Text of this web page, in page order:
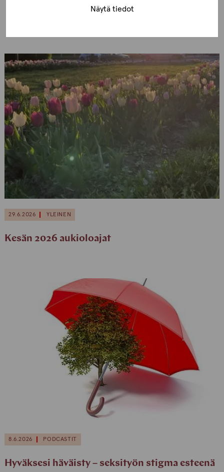
Näytä tiedot
29.6.2026 YLEINEN
Kesän 2026 aukioloajat
8.6.2026 PODCASTIT
Hyväksesi häväisty – seksityön stigma esteenä